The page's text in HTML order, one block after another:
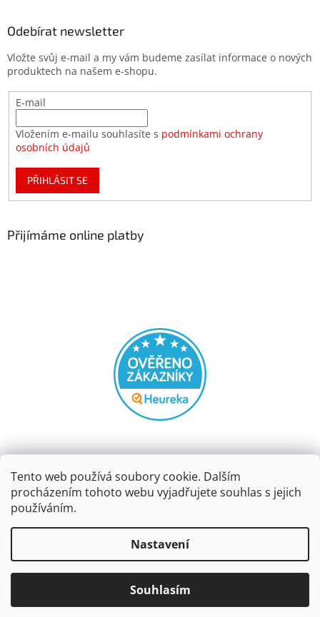
Tento web používá soubory cookie. Dalším
procházením tohoto webu vyjadřujete souhlas s jejich
používáním.
Nastavení
Souhlasím
Odebírat newsletter
Vložte svůj e-mail a my vám budeme zasílat informace o nových
produktech na našem e-shopu.
E-mail
Vložením e-mailu souhlasíte s podmínkami ochrany
osobních údajů
PŘIHLÁSIT SE
Přijímáme online platby
vyhrazena.